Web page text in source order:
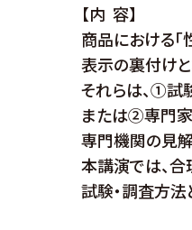
【内 容】
商品における「
表示の裏付け
それらは、①試
または②専門
専門機関の見
本講演では、
試験・調査方